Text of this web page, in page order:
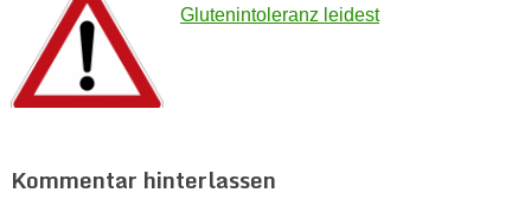
Glutenintoleranz leidest
Kommentar hinterlassen